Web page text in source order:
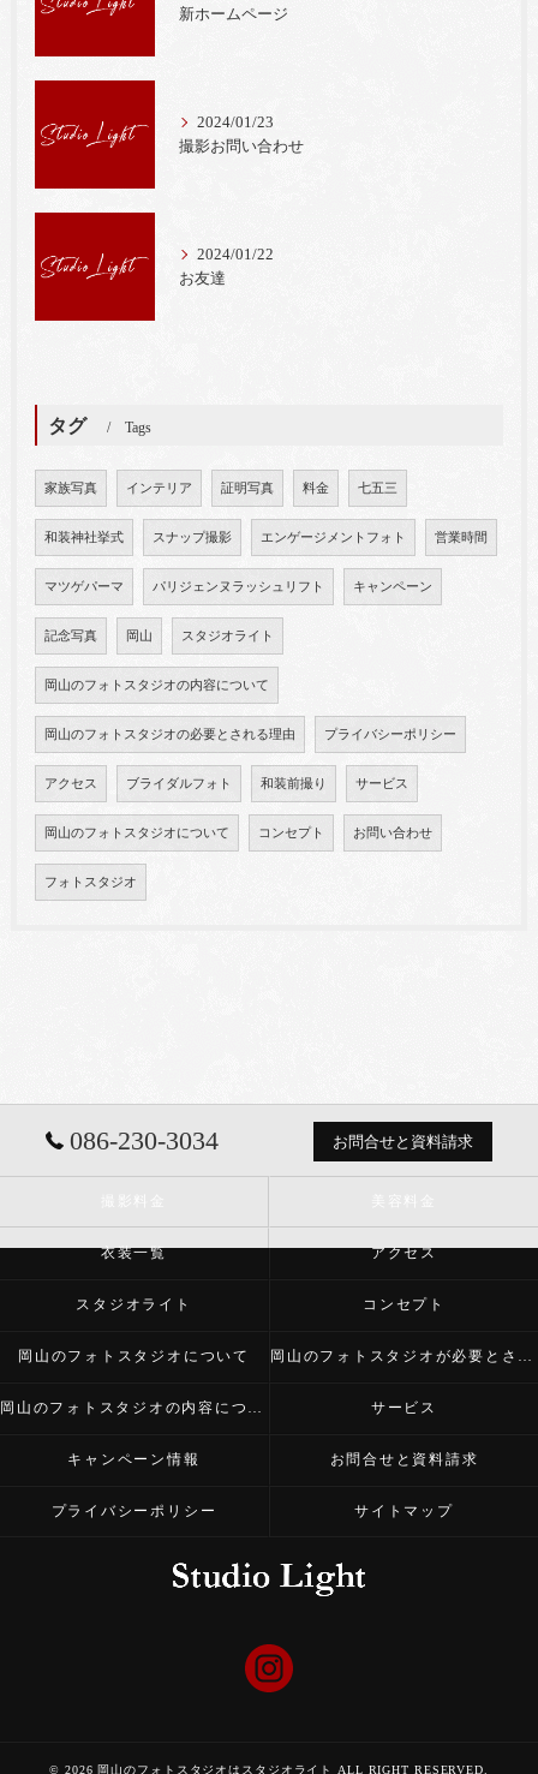
新ホームページ
2024/01/23
撮影お問い合わせ
2024/01/22
お友達
タグ Tags
家族写真 インテリア 証明写真 料金 七五三
和装神社挙式 スナップ撮影 エンゲージメントフォト 営業時間
マツゲパーマ パリジェンヌラッシュリフト キャンペーン
記念写真 岡山 スタジオライト
岡山のフォトスタジオの内容について
岡山のフォトスタジオの必要とされる理由 プライバシーポリシー
アクセス ブライダルフォト 和装前撮り サービス
岡山のフォトスタジオについて コンセプト お問い合わせ
フォトスタジオ
086-230-3034 お問合せと資料請求
衣装一覧 アクセス
スタジオライト コンセプト
岡山のフォトスタジオについて 岡山のフォトスタジオが必要とされる理由
岡山のフォトスタジオの内容について サービス
キャンペーン情報 お問合せと資料請求
プライバシーポリシー サイトマップ
© 2026 岡山のフォトスタジオはスタジオライト ALL RIGHT RESERVED.